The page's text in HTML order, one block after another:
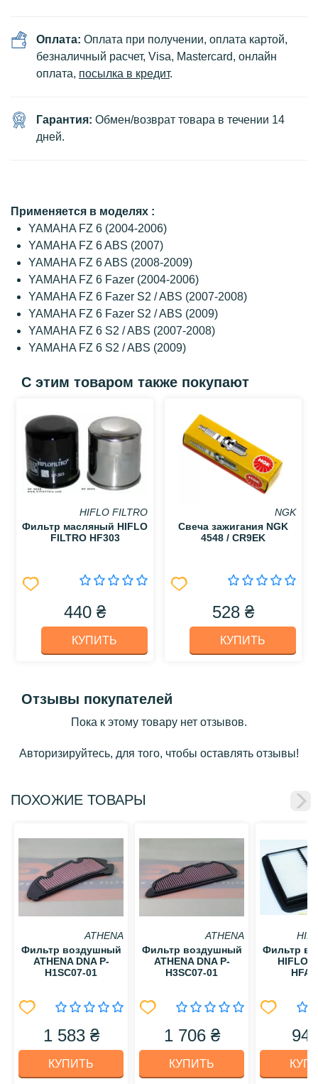
Оплата: Оплата при получении, оплата картой,
безналичный расчет, Visa, Mastercard, онлайн
оплата, посылка в кредит.
Гарантия: Обмен/возврат товара в течении 14
дней.
Применяется в моделях :
YAMAHA FZ 6 (2004-2006)
YAMAHA FZ 6 ABS (2007)
YAMAHA FZ 6 ABS (2008-2009)
YAMAHA FZ 6 Fazer (2004-2006)
YAMAHA FZ 6 Fazer S2 / ABS (2007-2008)
YAMAHA FZ 6 Fazer S2 / ABS (2009)
YAMAHA FZ 6 S2 / ABS (2007-2008)
YAMAHA FZ 6 S2 / ABS (2009)
С этим товаром также покупают
HIFLO FILTRO
Фильтр масляный HIFLO
FILTRO HF303
440 ₴
КУПИТЬ
NGK
Свеча зажигания NGK
4548 / CR9EK
528 ₴
КУПИТЬ
Отзывы покупателей
Пока к этому товару нет отзывов.
Авторизируйтесь, для того, чтобы оставлять отзывы!
ПОХОЖИЕ ТОВАРЫ
ATHENA
Фильтр воздушный
ATHENA DNA P-
H1SC07-01
1 583 ₴
КУПИТЬ
ATHENA
Фильтр воздушный
ATHENA DNA P-
H3SC07-01
1 706 ₴
КУПИТЬ
Фильтр
HIFLO